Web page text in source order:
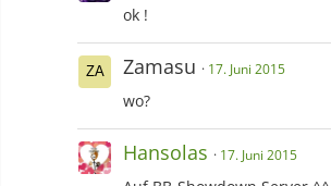
ok !
Zamasu 17. Juni 2015
wo?
Hansolas 17. Juni 2015